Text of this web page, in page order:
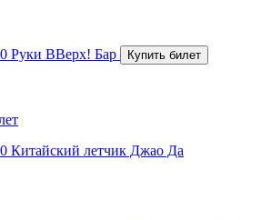
Руки ВВерх! Бар
Китайский летчик Джао Да